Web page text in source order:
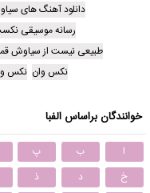
دانلود آهنگ های
رسانه موسیقی
طبیعی نیست از سیاوش
نکس وان نکس
خوانندگان براساس الفبا
ا ب پ
خ
د ذ